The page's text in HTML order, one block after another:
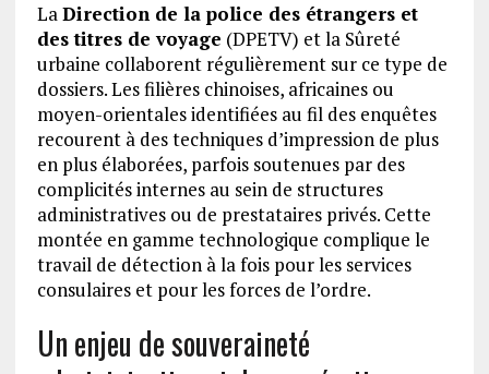
LaDirection de la police des étrangers et
des titres de voyage (DPETV) et la Sûreté
urbaine collaborent régulièrement sur ce type de
dossiers. Les filières chinoises, africaines ou
moyen-orientales identifiées au fil des enquêtes
recourent à des techniques d’impression de plus
en plus élaborées, parfois soutenues par des
complicités internes au sein de structures
administratives ou de prestataires privés. Cette
montée en gamme technologique complique le
travail de détection à la fois pour les services
consulaires et pour les forces de l’ordre.
Un enjeu de souveraineté